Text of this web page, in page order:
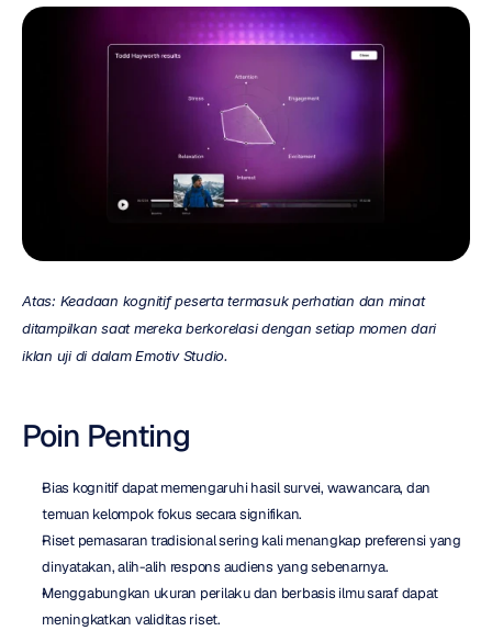
Atas: Keadaan kognitif peserta termasuk perhatian dan minat
ditampilkan saat mereka berkorelasi dengan setiap momen dari
iklan uji di dalam Emotiv Studio.
Poin Penting
Bias kognitif dapat memengaruhi hasil survei, wawancara, dan
temuan kelompok fokus secara signifikan.
Riset pemasaran tradisional sering kali menangkap preferensi yang
dinyatakan, alih-alih respons audiens yang sebenarnya.
Menggabungkan ukuran perilaku dan berbasis ilmu saraf dapat
meningkatkan validitas riset.